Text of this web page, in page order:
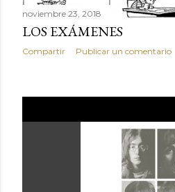
noviembre 23, 2018
LOS EXÁMENES
Compartir Publicar un comentario